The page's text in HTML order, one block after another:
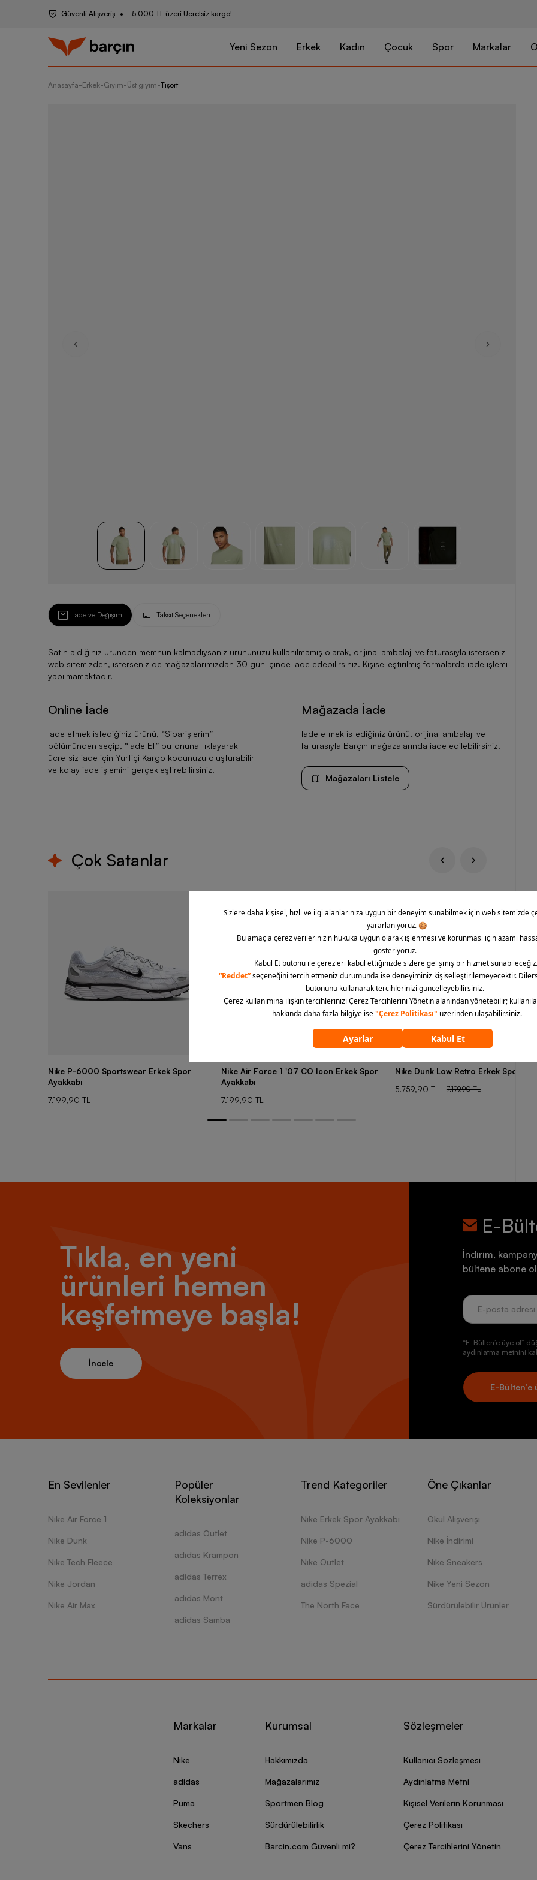
Güvenli Alışveriş 5.000 TL üzeri Ücretsiz kargo!
Yeni Sezon Erkek Kadın Çocuk Spor Markalar
Anasayfa-Erkek-Giyim-Üst giyim-Tişört
Nike Dri-Fit
İade ve Değişim Taksit Seçenekleri
Satın aldığınız üründen memnun kalmadıysanız ürününüzü kullanılmamış olarak, orijinal ambalajı ve faturasıyla isterseniz
web sitemizden, isterseniz de mağazalarımızdan 30 gün içinde iade edebilirsiniz. Kişiselleştirilmiş formalarda iade işlemi
yapılmamaktadır.
Online İade
İade etmek istediğiniz ürünü, “Siparişlerim”
bölümünden seçip, “İade Et” butonuna tıklayarak
ücretsiz iade için Yurtiçi Kargo kodunuzu oluşturabilir
ve kolay iade işlemini gerçekleştirebilirsiniz.
Mağazada İade
İade etmek istediğiniz ürünü, orijinal ambalajı ve
faturasıyla Barçın mağazalarında iade edilebilirsiniz.
Mağazaları Listele
Çok Satanlar
Nike P-6000 Sportswear Erkek Spor
Ayakkabı
7.199,90 TL
Nike Air Force 1 '07 CO Icon Erkek Spor
Ayakkabı
7.199,90 TL
Nike Dunk Low Retro Erkek Spor
5.759,90 TL
7.199,90 TL
Tıkla, en yeni
ürünleri hemen
keşfetmeye başla!
İncele
E-
İndirim,
bültene abone
“E-Bülten’e üye ol”
aydınlatma metnini
E-Bülten’e
En Sevilenler
Nike Air Force 1
Nike Dunk
Nike Tech Fleece
Nike Jordan
Nike Air Max
Popüler
Koleksiyonlar
adidas Outlet
adidas Krampon
adidas Terrex
adidas Mont
adidas Samba
Trend Kategoriler
Nike Erkek Spor Ayakkabı
Nike P-6000
Nike Outlet
adidas Spezial
The North Face
Öne Çıkanlar
Okul Alışverişi
Nike İndirimi
Nike Sneakers
Nike Yeni Sezon
Sürdürülebilir Ürünler
Markalar
Nike
adidas
Puma
Skechers
Vans
Kurumsal
Hakkımızda
Mağazalarımız
Sportmen Blog
Sürdürülebilirlik
Barcin.com Güvenli mi?
Sözleşmeler
Kullanıcı Sözleşmesi
Aydınlatma Metni
Kişisel Verilerin Korunması
Çerez Politikası
Çerez Tercihlerini Yönetin